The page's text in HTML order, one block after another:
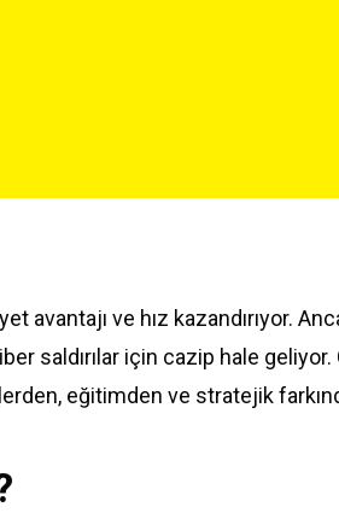
avantajı ve hız kazandırıyor.
saldırılar için cazip hale
eğitimden ve stratejik